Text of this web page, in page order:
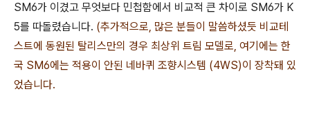
SM6가 이겼고 무엇보다 민첩함에서 비교적 큰 차이로 SM6가 K
5를 따돌렸습니다. (추가적으로, 많은 분들이 말씀하셨듯 비교테
스트에 동원된 탈리스만의 경우 최상위 트림 모델로, 여기에는 한
국 SM6에는 적용이 안된 네바퀴 조향시스템 (4WS)이 장착돼 있
었습니다.